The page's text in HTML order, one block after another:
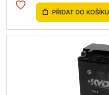
PŘIDAT DO KOŠÍKU